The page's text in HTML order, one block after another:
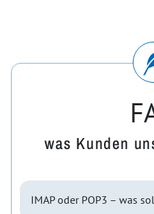
was Kunden
IMAP oder POP3 – was